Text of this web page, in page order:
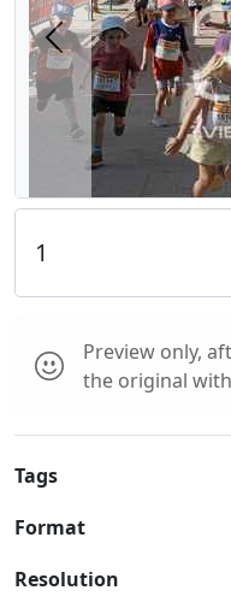
Previous
Preview only,
the original
Tags
Format
Resolution